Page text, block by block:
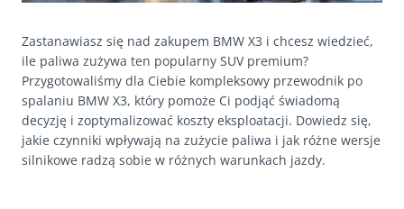
Zastanawiasz się nad zakupem BMW X3 i chcesz wiedzieć,
ile paliwa zużywa ten popularny SUV premium?
Przygotowaliśmy dla Ciebie kompleksowy przewodnik po
spalaniu BMW X3, który pomoże Ci podjąć świadomą
decyzję i zoptymalizować koszty eksploatacji. Dowiedz się,
jakie czynniki wpływają na zużycie paliwa i jak różne wersje
silnikowe radzą sobie w różnych warunkach jazdy.